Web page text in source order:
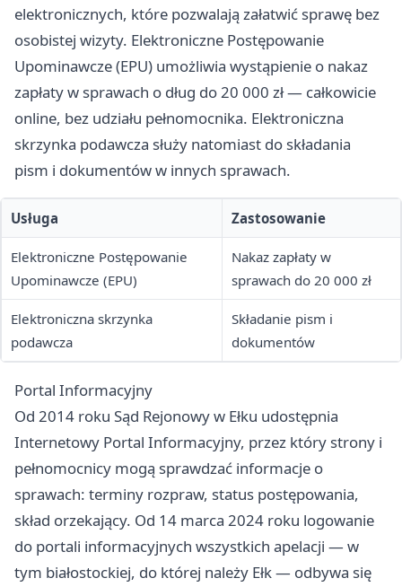
elektronicznych, które pozwalają załatwić sprawę bez
osobistej wizyty. Elektroniczne Postępowanie
Upominawcze (EPU) umożliwia wystąpienie o nakaz
zapłaty w sprawach o dług do 20 000 zł — całkowicie
online, bez udziału pełnomocnika. Elektroniczna
skrzynka podawcza służy natomiast do składania
pism i dokumentów w innych sprawach.
Usługa Zastosowanie
Elektroniczne Postępowanie
Upominawcze (EPU)
Nakaz zapłaty w
sprawach do 20 000 zł
Elektroniczna skrzynka
podawcza
Składanie pism i
dokumentów
Portal Informacyjny
Od 2014 roku Sąd Rejonowy w Ełku udostępnia
Internetowy Portal Informacyjny, przez który strony i
pełnomocnicy mogą sprawdzać informacje o
sprawach: terminy rozpraw, status postępowania,
skład orzekający. Od 14 marca 2024 roku logowanie
do portali informacyjnych wszystkich apelacji — w
tym białostockiej, do której należy Ełk — odbywa się